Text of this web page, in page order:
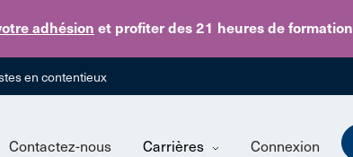
adhésion et profiter des 21 heures de formation
Skip to main content
en contentieux
Contactez-nous Carrières Connexion